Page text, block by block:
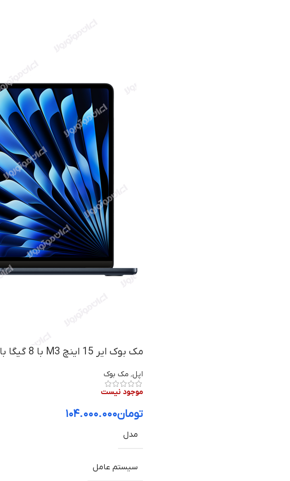
مک بوک ایر 15 اینچ M3 با 8 گیگا بایت رم و 512 گیگا بایت حافظه داخلی
اپل, مک بوک
موجود نیست
تومان۱۰۴.۰۰۰.۰۰۰
مدل
سیستم عامل